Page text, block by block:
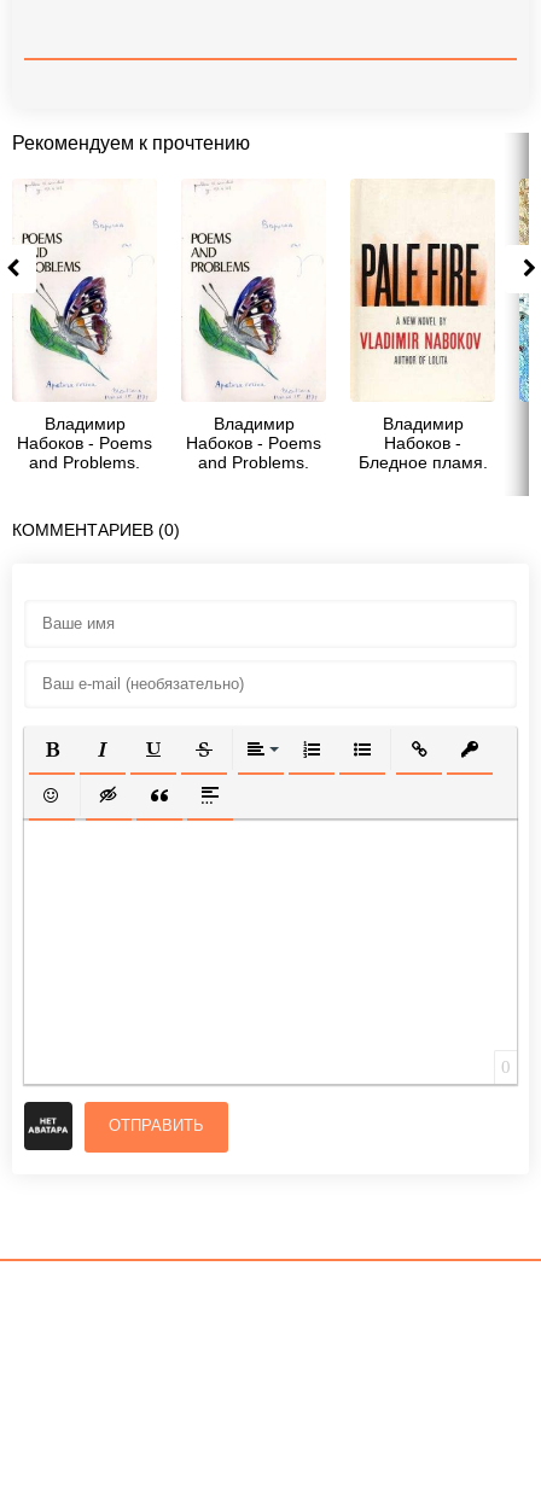
Рекомендуем к прочтению
Владимир
Набоков - Poems
and Problems.
Владимир
Набоков - Poems
and Problems.
Владимир
Набоков -
Бледное пламя.
КОММЕНТАРИЕВ (0)
ПОЛУЖИРНЫЙ
КУРСИВПОДЧЕРКНУТЫЙ
ЗАЧЕРКНУТЫЙВЫРАВНИВАНИЕ
НУМЕРОВАННЫЙ СПИСОК
МАРКИРОВАННЫЙ
ВСТАВИТЬ
ВСТАВИТЬ СМАЙЛИК
ВСТАВКА СКРЫТОГО ТЕКСТА
ВСТАВКА ЦИТАТЫ
ВСТАВКА СПОЙЛЕРА
0
ОТПРАВИТЬ